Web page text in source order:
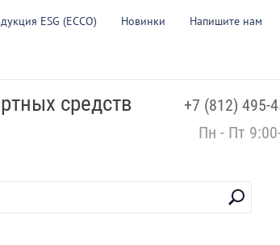
ESG (ECCO) Новинки Напишите нам
средств
+7 (812) 495-
Пн - Пт